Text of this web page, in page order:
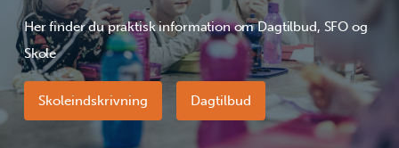
Her finder du praktisk information om Dagtilbud, SFO og
Skole
Skoleindskrivning Dagtilbud